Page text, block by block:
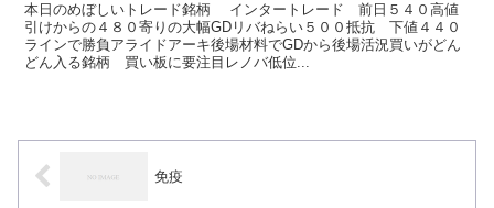
本日のめぼしいトレード銘柄 インタートレード 前日５４０高値
引けからの４８０寄りの大幅GDリバねらい５００抵抗 下値４４０
ラインで勝負アライドアーキ後場材料でGDから後場活況買いがどん
どん入る銘柄 買い板に要注目レノバ低位...
免疫